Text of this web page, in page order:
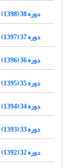
دوره 38 (1398)
دوره 37 (1397)
دوره 36 (1396)
دوره 35 (1395)
دوره 34 (1394)
دوره 33 (1393)
دوره 32 (1392)